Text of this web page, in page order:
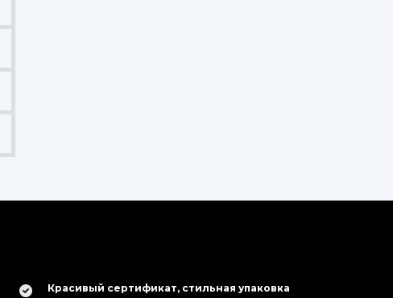
Красивый сертификат, стильная упаковка